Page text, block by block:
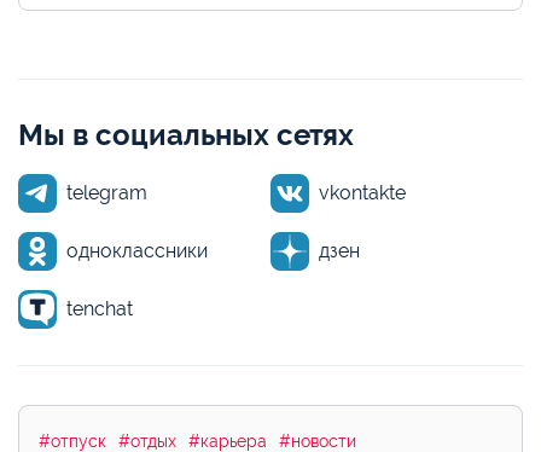
Мы в социальных сетях
telegram vkontakte
одноклассники дзен
tenchat
#отпуск #отдых #карьера #новости